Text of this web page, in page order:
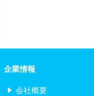
企業情報
会社概要